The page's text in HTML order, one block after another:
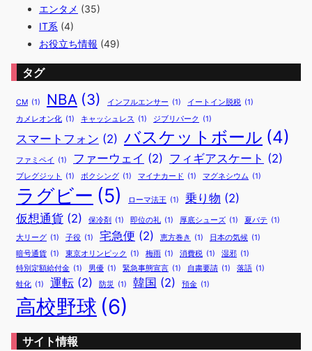
エンタメ (35)
IT系 (4)
お役立ち情報 (49)
タグ
CM (1) NBA (3) インフルエンサー (1) イートイン脱税 (1)
カメレオン化 (1) キャッシュレス (1) ジブリパーク (1)
スマートフォン (2) バスケットボール (4)
ファミペイ (1) ファーウェイ (2) フィギアスケート (2)
ブレグジット (1) ボクシング (1) マイナカード (1) マグネシウム (1)
ラグビー (5) ローマ法王 (1) 乗り物 (2)
仮想通貨 (2) 保冷剤 (1) 即位の礼 (1) 厚底シューズ (1) 夏バテ (1)
大リーグ (1) 子役 (1) 宅急便 (2) 恵方巻き (1) 日本の気候 (1)
暗号通貨 (1) 東京オリンピック (1) 梅雨 (1) 消費税 (1) 湿邪 (1)
特別定額給付金 (1) 男優 (1) 緊急事態宣言 (1) 自粛要請 (1) 落語 (1)
蛙化 (1) 運転 (2) 防災 (1) 韓国 (2) 預金 (1)
高校野球 (6)
サイト情報